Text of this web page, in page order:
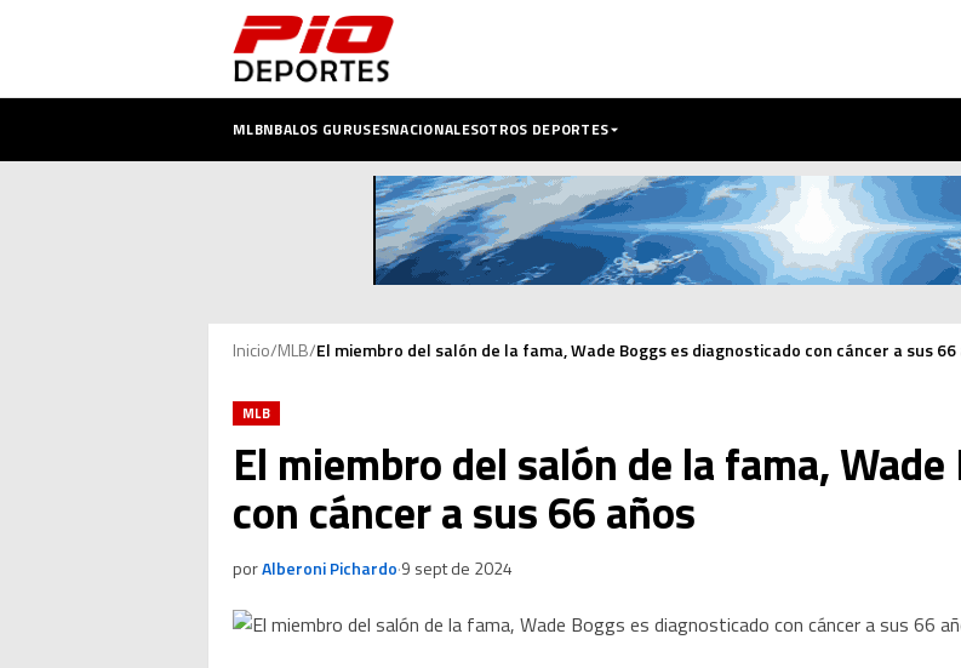
MLBNBALOS GURUSESNACIONALESOTROS DEPORTES
Inicio/MLB/El miembro del salón de la fama, Wade Boggs es diagnosticado con cáncer a sus 66
MLB
El miembro del salón de la fama,
con cáncer a sus 66 años
porAlberoni Pichardo·9 sept de 2024